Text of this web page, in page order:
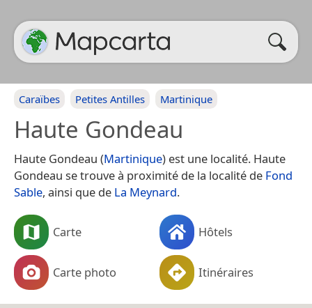
Caraïbes Petites Antilles Martinique
Haute Gondeau
Haute Gondeau (Martinique) est une localité. Haute
Gondeau se trouve à proximité de la localité de Fond
Sable, ainsi que de La Meynard.
Carte Hôtels
Carte photo Itinéraires